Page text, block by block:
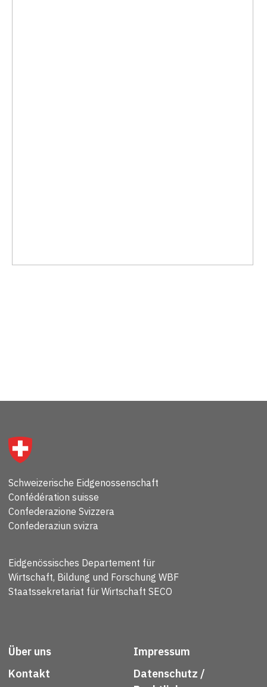
Schweizerische Eidgenossenschaft
Confédération suisse
Confederazione Svizzera
Confederaziun svizra
Eidgenössisches Departement für
Wirtschaft, Bildung und Forschung WBF
Staatssekretariat für Wirtschaft SECO
Über uns
Kontakt
Impressum
Datenschutz /